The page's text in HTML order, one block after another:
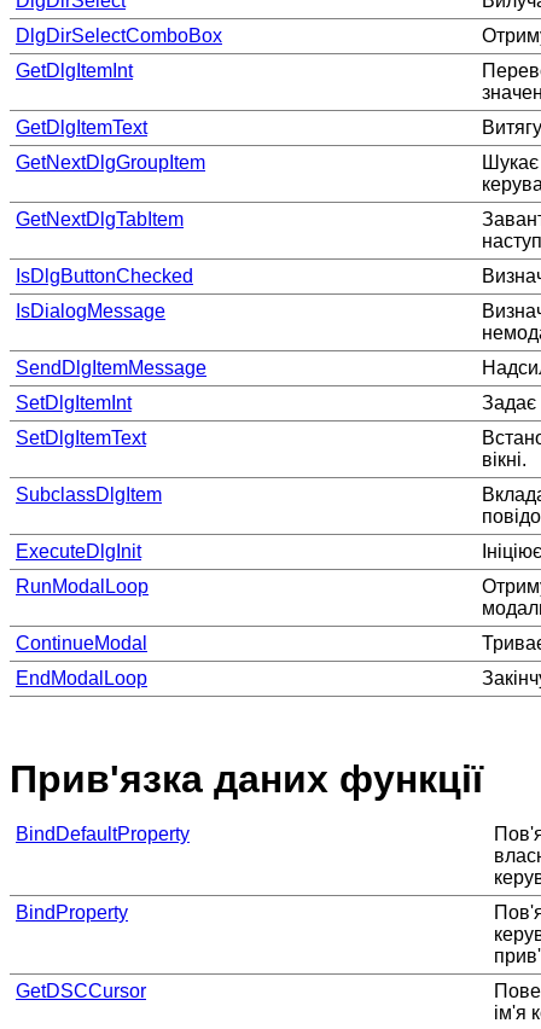
DlgDirSelectComboBox
GetDlgItemInt
GetDlgItemText
GetNextDlgGroupItem
Шукає
GetNextDlgTabItem
IsDlgButtonChecked
IsDialogMessage
SendDlgItemMessage
SetDlgItemInt
Задає
SetDlgItemText
вікні.
SubclassDlgItem
ExecuteDlgInit
RunModalLoop
ContinueModal
EndModalLoop
Прив'язка даних функції
BindDefaultProperty
BindProperty
GetDSCCursor
ім'я